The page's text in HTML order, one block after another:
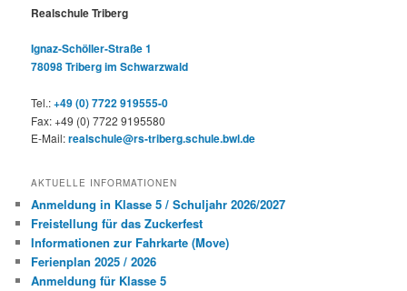
Realschule Triberg
Ignaz-Schöller-Straße 1
78098 Triberg im Schwarzwald
Tel.:+49 (0) 7722 919555-0
Fax: +49 (0) 7722 9195580
E-Mail:realschule@rs-triberg.schule.bwl.de
AKTUELLE INFORMATIONEN
Anmeldung in Klasse 5 / Schuljahr 2026/2027
Freistellung für das Zuckerfest
Informationen zur Fahrkarte (Move)
Ferienplan 2025 / 2026
Anmeldung für Klasse 5